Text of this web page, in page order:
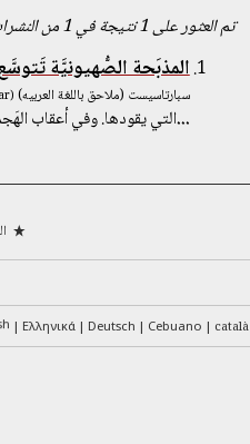
تم العثور على 1 نتيجة في 1 من النشرات الدورية
المذبَحة الصُّهيونيَّة
سبارتاسيست (ملاحق باللغة العربيه) (ar)
...التي يقودها. وفي أعقاب
català
Cebuano
Deutsch
Ελληνικά